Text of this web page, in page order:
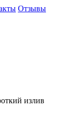
Отзывы
излив